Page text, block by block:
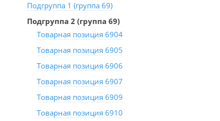
Подгруппа 1 (группа 69)
Подгруппа 2 (группа 69)
Товарная позиция 6904
Товарная позиция 6905
Товарная позиция 6906
Товарная позиция 6907
Товарная позиция 6909
Товарная позиция 6910